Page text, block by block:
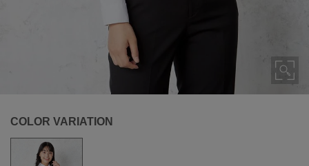
COLOR VARIATION